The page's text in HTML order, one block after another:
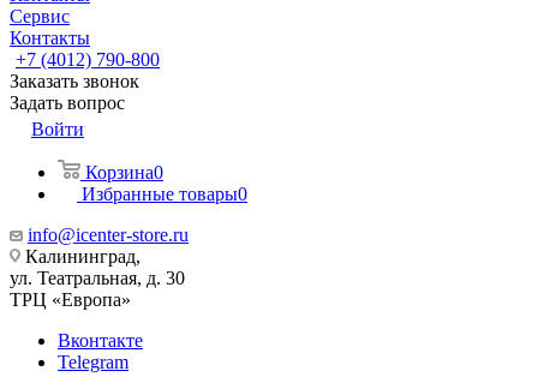
Сервис
Контакты
+7 (4012) 790-800
Заказать звонок
Задать вопрос
Войти
Корзина0
Избранные товары0
info@icenter-store.ru
Калининград,
ул. Театральная, д. 30
ТРЦ «Европа»
Вконтакте
Telegram